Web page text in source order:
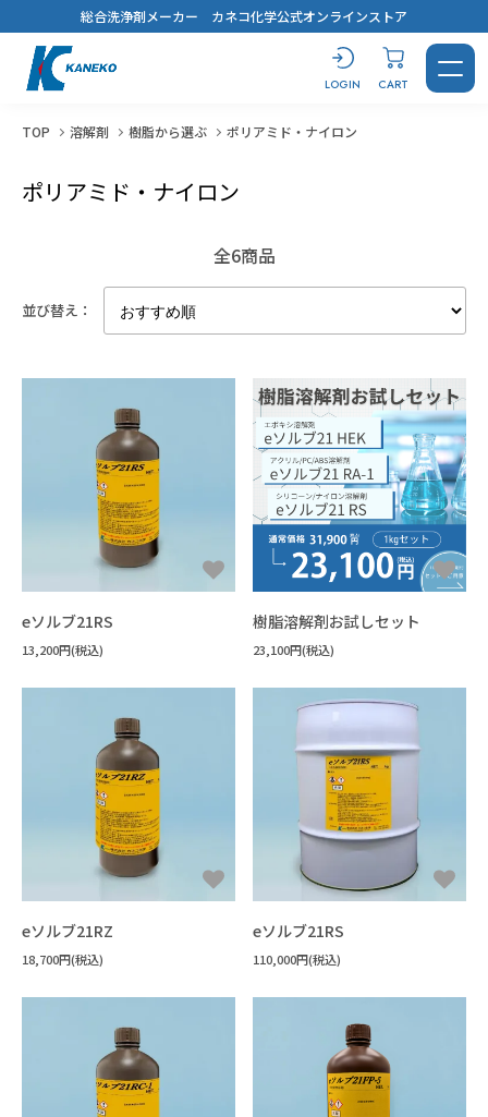
総合洗浄剤メーカー カネコ化学公式オンラインストア
CART
LOGIN
CONTACT LOGIN
すべてを見る
汚れから探す
鉱物油・加工油
シリコーンオイル
パーティクル・ほこり
水溶性加工油
フッ素オイル
フラックス
未硬化樹脂
シリコーンオイル
その他
用途から探す
脱脂洗浄
乾燥・水切り
フラックス洗浄
手拭き洗浄
設備洗浄
溶媒
キーワードから選ぶ
#コスト最優先！
#洗浄力・溶解力重視（油・樹脂汚れ
#洗浄力重視（水溶性・複合汚れ）
#消防法/有機則非該当
#法規制の少ないものを使いたい
#作業者の健康面を重視
#乾燥性重視
#臭素系代替
#フォンブリンオイルを洗浄したい
#塗装・ゴム・樹脂への影響が少ない
溶解剤
すべてを見る
樹脂から選ぶ
エポキシ
シリコーン
ポリアミド・ナイロン
アクリル
その他
用途から探す
樹脂溶解・膨潤・剥離・除去
接着・溶着
3Dプリンタースムージング
キーワードから選ぶ
#樹脂の種類がわからない
#耐溶剤性の低い樹脂への汎用品
#塩化メチレン代替
#金属の被覆を除去したい
#太陽光パネルを分離したい
機能性液体
すべてを見る
用途から探す
希釈剤 分散媒
冷媒・熱媒体
液浸冷却
キーワードから選ぶ
#Novecの代替を探している
#フロリナートの代替を探している
#フッ素オイルを希釈・溶解したい
#フッ素樹脂を分散させたい
#比重の高いものを分散させたい
#環境に配慮した溶剤
#ドライアイスより低温の冷媒
#PCの液浸冷却に使いたい
#-130℃より凝固点の低い液体
ブログ
見積書・請求書の発行について
新規登録
返品について
支払い方法について
特定商取引法に基づく表記
プライバシーポリシー
CORPORATE SITE
TOP 溶解剤 樹脂から選ぶ ポリアミド・ナイロン
ポリアミド・ナイロン
全6商品
並び替え：
eソルブ21RS
13,200円(税込)
樹脂溶解剤お試しセット
23,100円(税込)
eソルブ21RZ
18,700円(税込)
eソルブ21RS
110,000円(税込)